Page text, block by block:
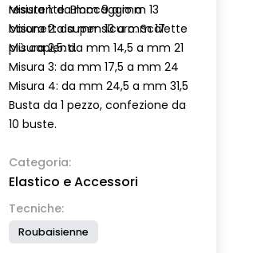
resistente. Bloccaggio a
baionetta super sicuro. Scalette
più capienti.
Misura 1: da mm 9 a mm 13
Misura 2: da mm 13 a mm 17
Misura 2,5: da mm 14,5 a mm 21
Misura 3: da mm 17,5 a mm 24
Misura 4: da mm 24,5 a mm 31,5
Busta da 1 pezzo, confezione da
10 buste.
Categoria:
Elastico e Accessori
Tecniche:
Roubaisienne